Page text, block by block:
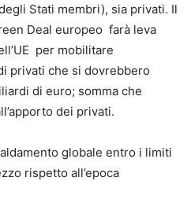
Stati membri), sia privati. Il
Deal europeo farà leva
per mobilitare
privati che si dovrebbero
di euro; somma che
dei privati.
globale entro i limiti
rispetto all’epoca